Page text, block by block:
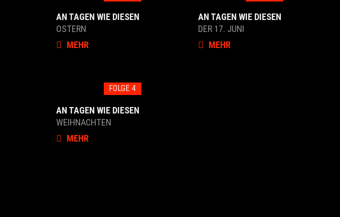
AN TAGEN WIE DIESEN
OSTERN
MEHR
AN TAGEN WIE DIESEN
DER 17. JUNI
MEHR
FOLGE 4
AN TAGEN WIE DIESEN
WEIHNACHTEN
MEHR